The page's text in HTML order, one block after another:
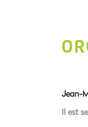
Jean-
Il est